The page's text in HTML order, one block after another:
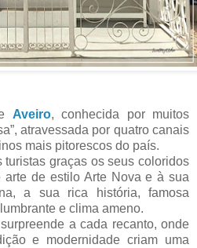
Aveiro, conhecida por muitos
atravessada por quatro canais
mais pitorescos do país.
graças os seus coloridos
arte de estilo Arte Nova e à sua
a sua rica história, famosa
e clima ameno.
a cada recanto, onde
e modernidade criam uma